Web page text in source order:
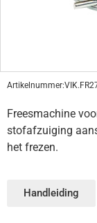
Artikelnummer:
Freesmachine
stofafzuiging
het frezen.
Handleiding